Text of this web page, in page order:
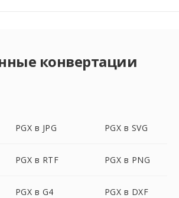
конвертации
PGX в JPG PGX в SVG
PGX в RTF PGX в PNG
PGX в G4 PGX в DXF